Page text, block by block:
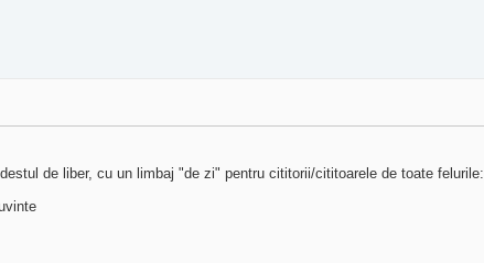
de liber, cu un limbaj "de zi" pentru cititorii/cititoarele de toate felurile: